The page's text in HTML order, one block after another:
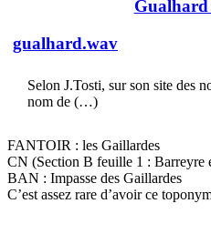
gualhard.wav
Selon J.Tosti, sur son site des
nom de (…)
FANTOIR : les Gaillardes
CN (Section B feuille 1 : Barreyre
BAN : Impasse des Gaillardes
C’est assez rare d’avoir ce